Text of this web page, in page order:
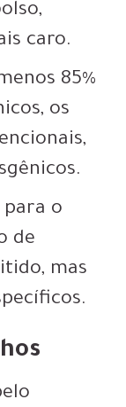
caro.
85%
os
para o
de
mas